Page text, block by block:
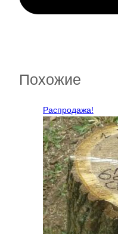
Похожие
Распродажа!